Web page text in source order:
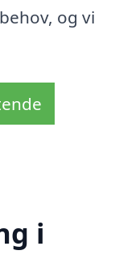
og vi
i